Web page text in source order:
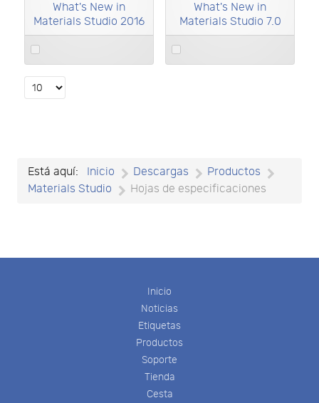
What's New in
Materials Studio 2016
Select
an
item
What's New in
Materials Studio 7.0
Select
an
Select
the
per
page
Está aquí: Inicio Descargas
Productos
Materials Studio
Hojas de especificaciones
Inicio
Noticias
Etiquetas
Productos
Soporte
Tienda
Cesta